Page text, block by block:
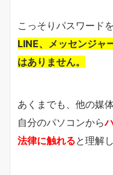
こっそりパスワード
LINE、メッセンジャ
はありません。
あくまでも、他の媒
自分のパソコンから
法律に触れると理解